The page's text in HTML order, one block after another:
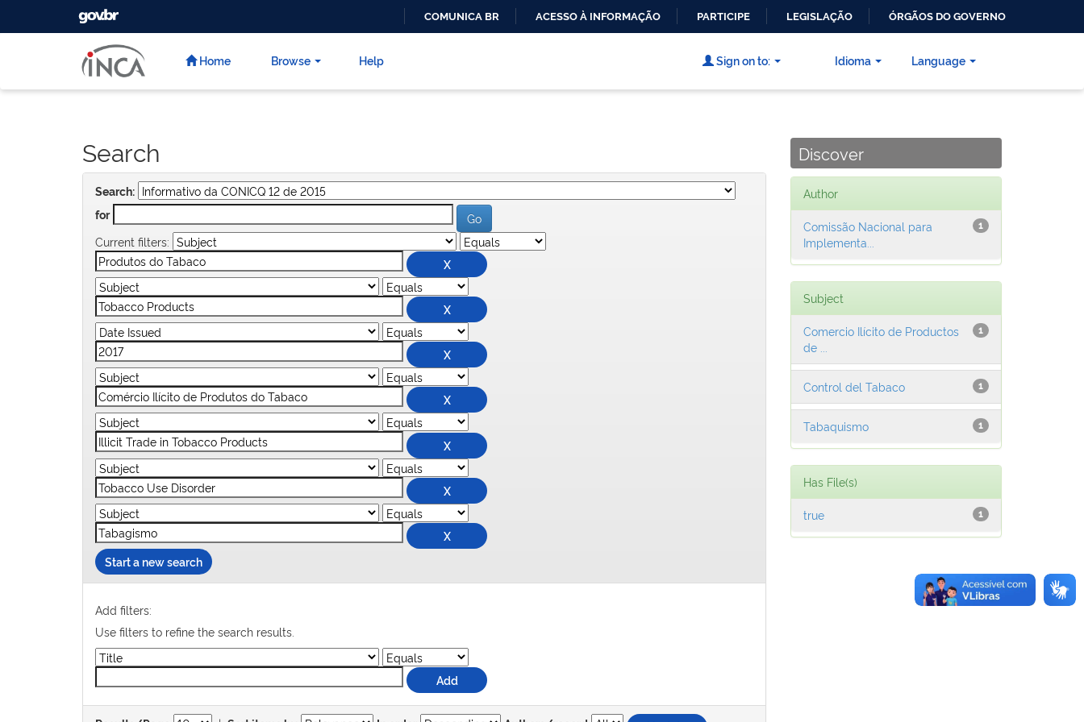
CONTEÚDO
GOVBR
COMUNICA BR ACESSO À INFORMAÇÃO PARTICIPE LEGISLAÇÃO ÓRGÃOS DO GOVERNO
Home Browse Help Language
Sign on to: Idioma
Search
Search:
for
Current filters:
Start a new search
Add filters:
Use filters to refine the search results.
Discover
Author
1
Comissão Nacional para
Implementa...
Subject
1
Comercio Ilícito de Productos
de ...
1
Control del Tabaco
1
Tabaquismo
Has File(s)
1
true